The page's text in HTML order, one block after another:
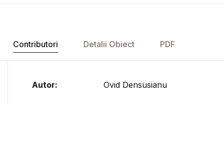
Contributori Detalii Obiect PDF
Autor: Ovid Densusianu